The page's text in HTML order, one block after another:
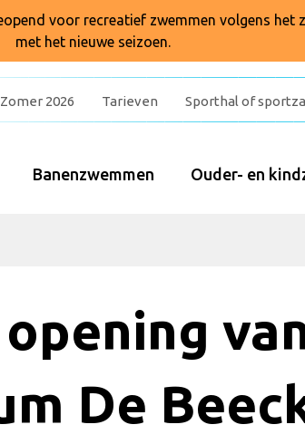
voor recreatief zwemmen volgens
met het nieuwe seizoen.
Zomer 2026 Tarieven Sporthal of
Banenzwemmen Ouder- en
De